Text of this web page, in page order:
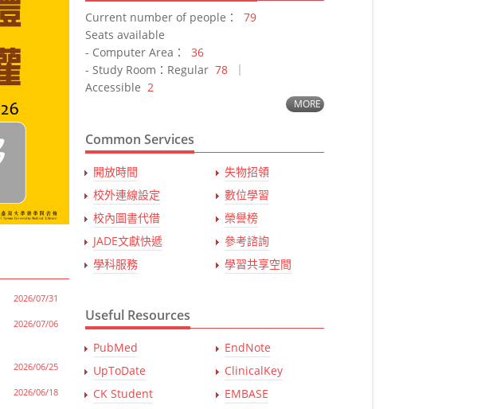
2026/07/31
2026/07/06
2026/06/25
2026/06/18
Current number of people：
79
Seats available
- Computer Area：
36
- Study Room：Regular 78
｜
Accessible 2
MORE
Common Services
開放時間
失物招領
校外連線設定
數位學習
校內圖書代借
榮譽榜
JADE文獻快遞
參考諮詢
學科服務
學習共享空間
Useful Resources
PubMed
EndNote
UpToDate
ClinicalKey
CK Student
EMBASE